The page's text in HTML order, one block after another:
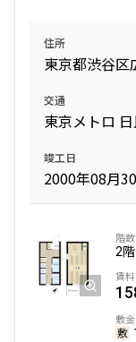
住所
東京都渋谷区
交通
東京メトロ
竣工日
2000年08月
2階